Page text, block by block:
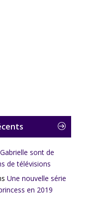
sont de
de télévisions
Une nouvelle série
en 2019